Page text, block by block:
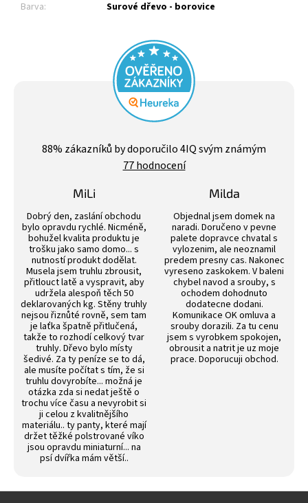
Barva: Surové dřevo - borovice
hodnocení
obchodu
je
hvězdiček.
88% zákazníků by doporučilo 4IQ svým známým
77 hodnocení
MiLi
Hodnocení obchodu je 3 z 5 hvězdiček.
Dobrý den, zaslání obchodu
bylo opravdu rychlé. Nicméně,
bohužel kvalita produktu je
trošku jako samo domo... s
nutností produkt dodělat.
Musela jsem truhlu zbrousit,
přitlouct latě a vyspravit, aby
udržela alespoň těch 50
deklarovaných kg. Stěny truhly
nejsou řiznůté rovně, sem tam
je laťka špatně přitlučená,
takže to rozhodí celkový tvar
truhly. Dřevo bylo místy
šedivé. Za ty peníze se to dá,
ale musíte počítat s tím, že si
truhlu dovyrobíte... možná je
otázka zda si nedat ještě o
trochu více času a nevyrobit si
ji celou z kvalitnějšího
materiálu.. ty panty, které mají
držet těžké polstrované víko
jsou opravdu miniaturní... na
psí dvířka mám větší..
Milda
Objednal jsem domek na
naradi. Doručeno v pevne
palete dopravce chvatal s
vylozenim, ale neoznamil
predem presny cas. Nakonec
vyreseno zaskokem. V baleni
chybel navod a srouby, s
ochodem dohodnuto
dodatecne dodani.
Komunikace OK omluva a
srouby dorazili. Za tu cenu
jsem s vyrobkem spokojen,
obrousit a natrit je uz moje
prace. Doporucuji obchod.